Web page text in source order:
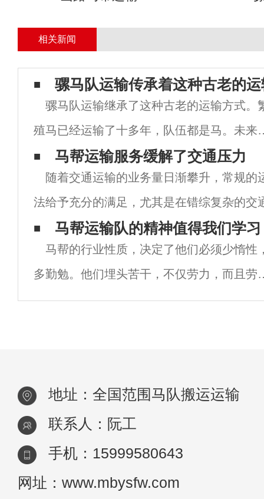
相关新闻
骡马队运输传承着这种古老的
骡马队运输继承了这种古老的运输方式。
殖马已经运输了十多年，队伍都是马。未来
考虑到骡子更能吃苦，更容易繁殖，马被骡
取代，队伍中只剩下一小部分马。多年来，
通状况越来越好，但许多交通活动仍然可以
续
马帮运输服务缓解了交通压力
随着交通运输的业务量日渐攀升，常规的
法给予充分的满足，尤其是在错综复杂的交
压力还是相对较大的，从这个角度来说，整
源，满足不同的业务需求还是非常有必要的
马帮运输队的精神值得我们学
马帮的行业性质，决定了他们必须少惰性
多勤勉。他们埋头苦干，不仅劳力，而且劳
心。他们抛家别子、风餐露宿，常常逾年不
地址：全国范围马队搬运运输
联系人：阮工
手机：15999580643
网址：www.mbysfw.com